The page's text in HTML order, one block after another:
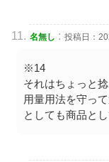
名無し : 投稿日：
※14
それはちょっと
用量用法を守っ
としても商品と